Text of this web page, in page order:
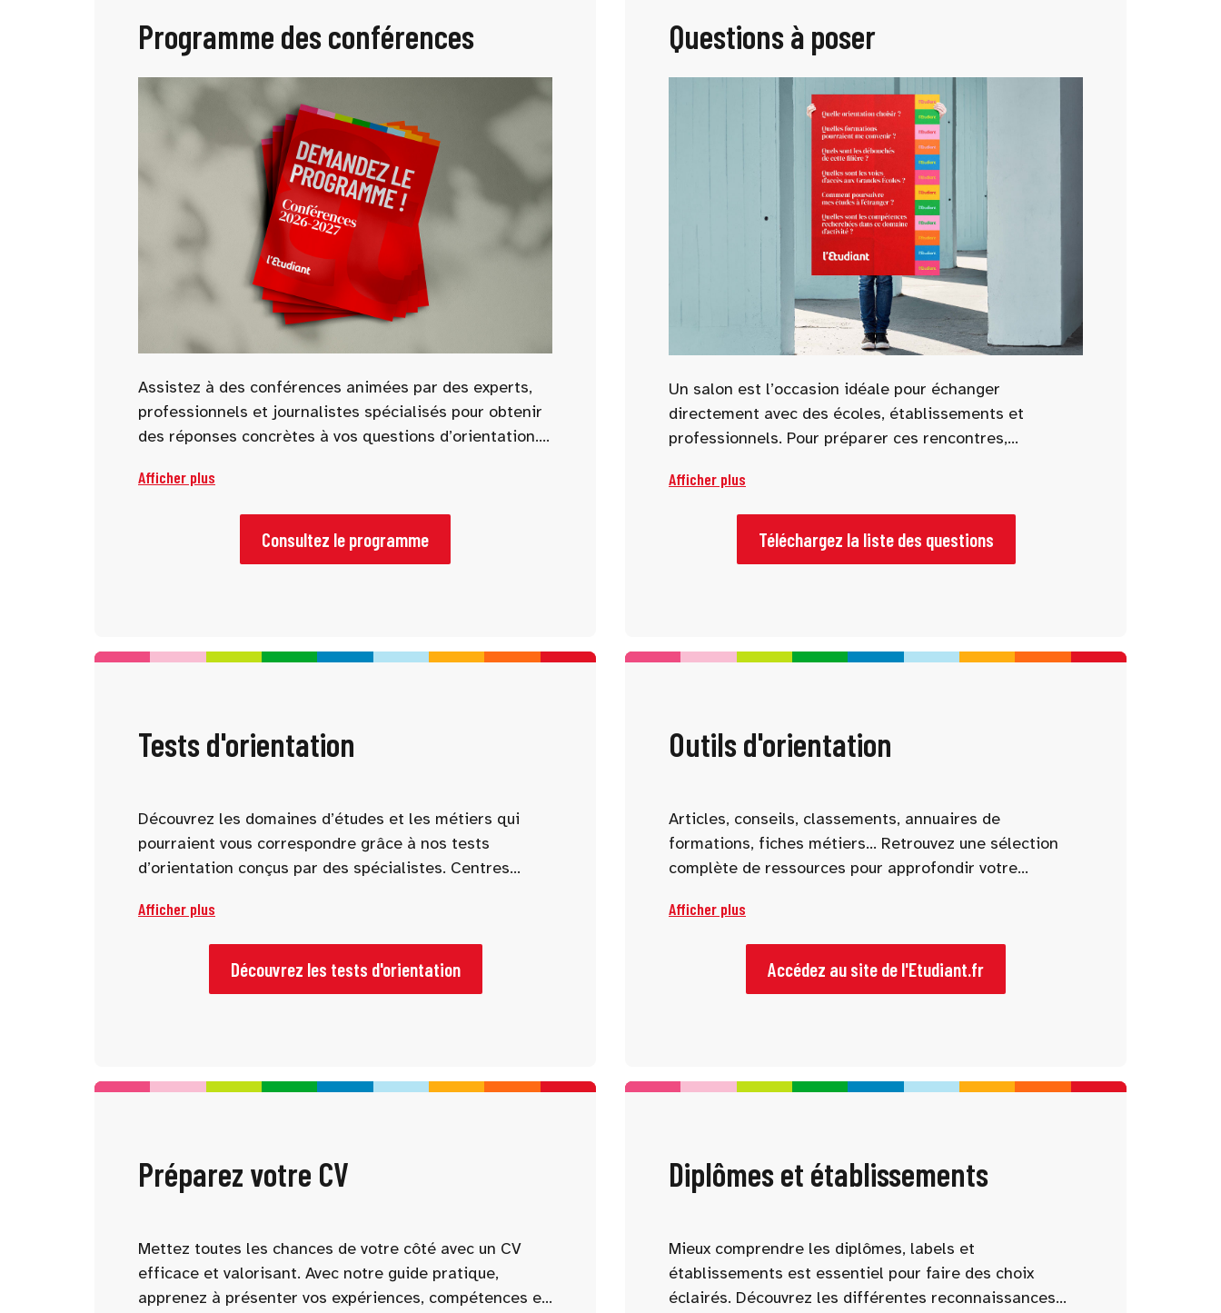
Programme des conférences
Assistez à des conférences animées par des experts,
professionnels et journalistes spécialisés pour obtenir
des réponses concrètes à vos questions d’orientation.
d’avenir… de nombreuses thématiques sont abordées
pour vous aider à mieux comprendre les études et les
parcours possibles. Pensez à consulter le programme à
l’avance et à sélectionner les conférences qui vous
Afficher plus
Consultez le programme
Questions à poser
Un salon est l’occasion idéale pour échanger
directement avec des écoles, établissements et
professionnels. Pour préparer ces rencontres,
poser aux exposants : admissions, programmes,
débouchés, stages, vie étudiante… Notre sélection vous
aidera à mener des échanges utiles !
Afficher plus
Téléchargez la liste des questions
Tests d'orientation
Découvrez les domaines d’études et les métiers qui
pourraient vous correspondre grâce à nos tests
d’orientation conçus par des spécialistes. Centres
tests vous permettent de mieux vous connaître et
d’identifier des pistes adaptées à votre profil.
Afficher plus
Découvrez les tests d'orientation
Outils d'orientation
Articles, conseils, classements, annuaires de
formations, fiches métiers… Retrouvez une sélection
complète de ressources pour approfondir votre
vous accompagnent à chaque étape pour mieux
comprendre les formations, les débouchés et les
parcours possibles.
Afficher plus
Accédez au site de l'Etudiant.fr
Préparez votre CV
Mettez toutes les chances de votre côté avec un CV
efficace et valorisant. Avec notre guide pratique,
apprenez à présenter vos expériences, compétences et
Diplômes et établissements
Mieux comprendre les diplômes, labels et
établissements est essentiel pour faire des choix
éclairés. Découvrez les différentes reconnaissances